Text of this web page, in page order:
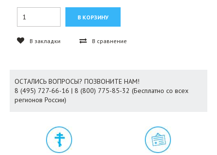
В закладки В сравнение
ОСТАЛИСЬ ВОПРОСЫ? ПОЗВОНИТЕ НАМ!
8 (495) 727-66-16 | 8 (800) 775-85-32 (Бесплатно со всех
регионов России)